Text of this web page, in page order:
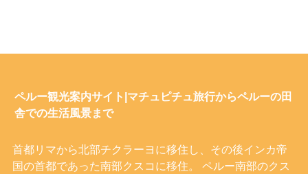
ペルー観光案内サイト|マチュピチュ旅行からペルーの田
舎での生活風景まで
首都リマから北部チクラーヨに移住し、その後インカ帝
国の首都であった南部クスコに移住。 ペルー南部のクス